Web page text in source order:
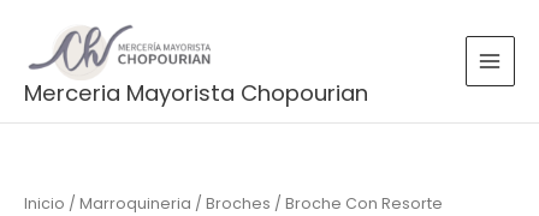
contenido
Merceria Mayorista Chopourian
Inicio / Marroquineria / Broches / Broche Con Resorte